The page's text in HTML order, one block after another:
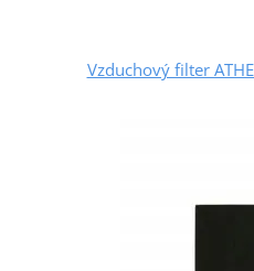
Vzduchový filter